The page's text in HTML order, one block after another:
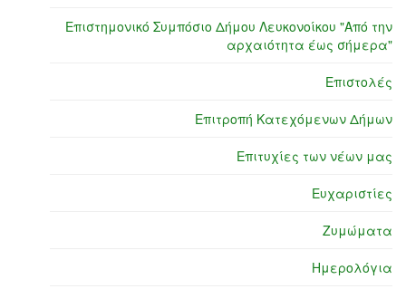
Επιστημονικό Συμπόσιο Δήμου Λευκονοίκου "Από την
αρχαιότητα έως σήμερα"
Επιστολές
Επιτροπή Κατεχόμενων Δήμων
Επιτυχίες των νέων μας
Ευχαριστίες
Ζυμώματα
Ημερολόγια